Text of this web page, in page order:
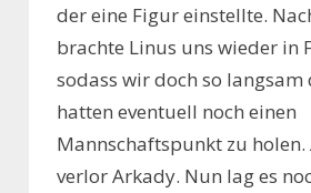
der eine Figur einstellte.
brachte Linus uns wieder in
sodass wir doch so
hatten eventuell noch einen
Mannschaftspunkt zu holen.
verlor Arkady. Nun lag es